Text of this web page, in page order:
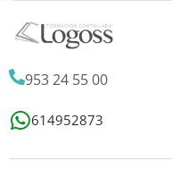
953 24 55 00
614952873